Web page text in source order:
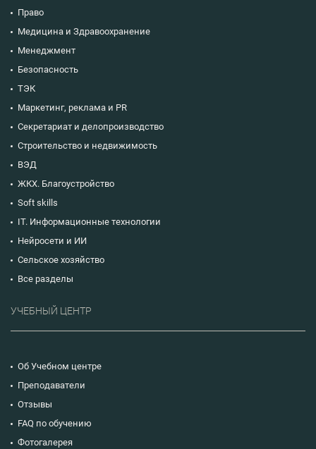
Право
Медицина и Здравоохранение
Менеджмент
Безопасность
ТЭК
Маркетинг, реклама и PR
Секретариат и делопроизводство
Строительство и недвижимость
ВЭД
ЖКХ. Благоустройство
Soft skills
IT. Информационные технологии
Нейросети и ИИ
Сельское хозяйство
Все разделы
УЧЕБНЫЙ ЦЕНТР
Об Учебном центре
Преподаватели
Отзывы
FAQ по обучению
Фотогалерея